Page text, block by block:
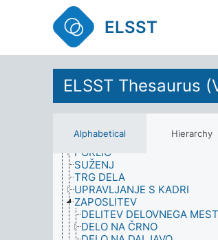
ELSST
ELSST Thesaurus
Alphabetical Hierarchy
DELAVEC, KI OPRAVLJA DELO
DELO IN ZAPOSLOVANJE
BREZPOSELNOST
DELO
DELOVNA SILA
DELOVNE RAZMERE
DELOVNO RAZMERJE
EKONOMIKA DELA
GOSPODARSKA DEJAVNOST
OTROŠKO DELO
POGOJI ZA ZAPOSLITEV
POKLIC
SUŽENJ
TRG DELA
UPRAVLJANJE S KADRI
ZAPOSLITEV
DELITEV DELOVNEGA
DELO NA ČRNO